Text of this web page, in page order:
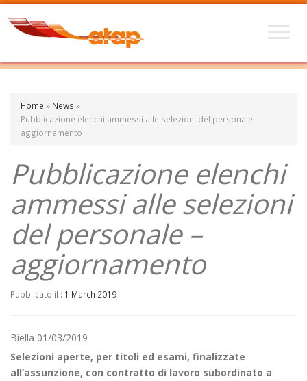
Home » News »
Pubblicazione elenchi ammessi alle selezioni del personale –
aggiornamento
Pubblicazione elenchi
ammessi alle selezioni
del personale –
aggiornamento
Pubblicato il : 1 March 2019
Biella 01/03/2019
Selezioni aperte, per titoli ed esami, finalizzate
all’assunzione, con contratto di lavoro subordinato a